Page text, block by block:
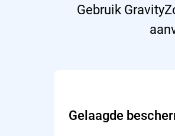
Gebruik
Gelaagde